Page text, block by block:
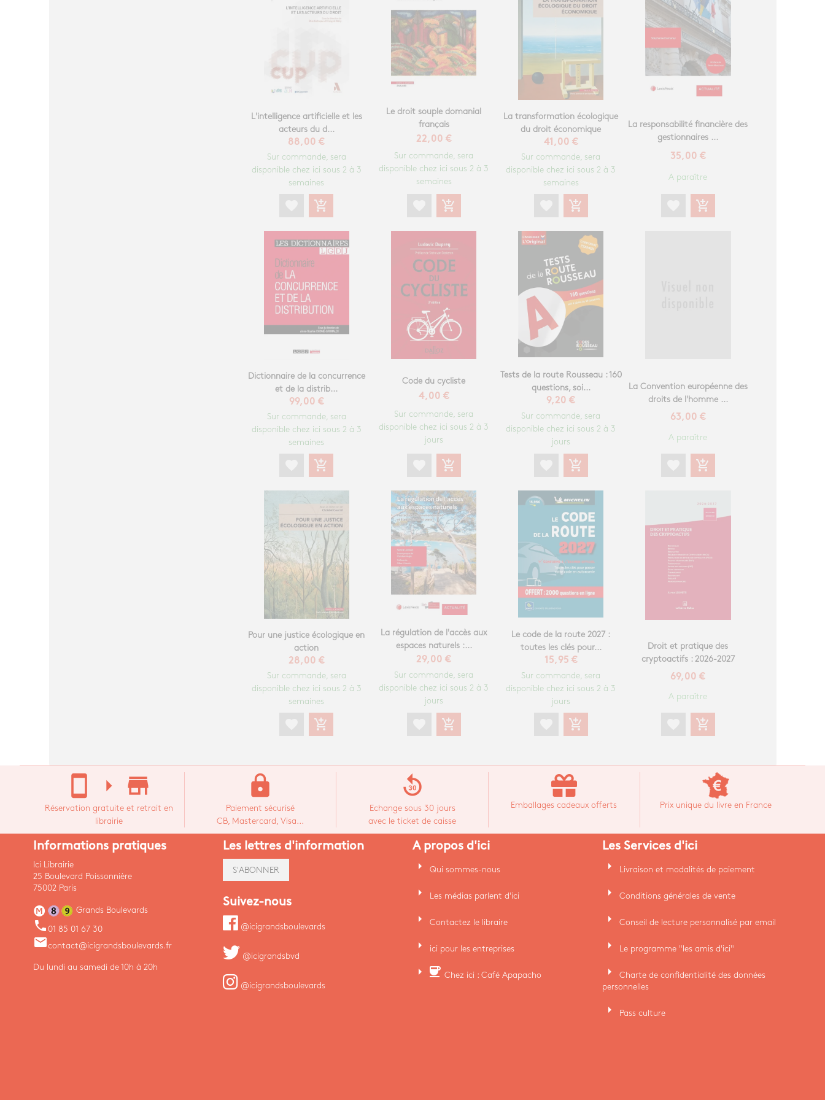
L'intelligence artificielle et les
acteurs du d...
88,00 €
Sur commande, sera
disponible chez ici sous 2 à 3
semaines
add_shopping_cart
Le droit souple domanial
français
22,00 €
Sur commande, sera
disponible chez ici sous 2 à 3
semaines
add_shopping_cart
La transformation écologique
du droit économique
41,00 €
Sur commande, sera
disponible chez ici sous 2 à 3
semaines
add_shopping_cart
La responsabilité financière des
gestionnaires ...
35,00 €
A paraître
add_shopping_cart
Dictionnaire de la concurrence
et de la distrib...
99,00 €
Sur commande, sera
disponible chez ici sous 2 à 3
semaines
add_shopping_cart
Code du cycliste
4,00 €
Sur commande, sera
disponible chez ici sous 2 à 3
jours
add_shopping_cart
Tests de la route Rousseau : 160
questions, soi...
9,20 €
Sur commande, sera
disponible chez ici sous 2 à 3
jours
add_shopping_cart
La Convention européenne des
droits de l'homme ...
63,00 €
A paraître
add_shopping_cart
Pour une justice écologique en
action
28,00 €
Sur commande, sera
disponible chez ici sous 2 à 3
semaines
add_shopping_cart
La régulation de l'accès aux
espaces naturels :...
29,00 €
Sur commande, sera
disponible chez ici sous 2 à 3
jours
add_shopping_cart
Le code de la route 2027 :
toutes les clés pour...
15,95 €
Sur commande, sera
disponible chez ici sous 2 à 3
jours
add_shopping_cart
Droit et pratique des
cryptoactifs : 2026-2027
69,00 €
A paraître
add_shopping_cart
stay_current_portrait arrow_right store_mall_directory
Réservation gratuite et retrait en
librairie
lock
Paiement sécurisé
CB, Mastercard, Visa...
replay_30
Echange sous 30 jours
avec le ticket de caisse
Emballages cadeaux offerts Prix unique du livre en France
Informations pratiques
Ici Librairie
25 Boulevard Poissonnière
75002 Paris
Grands Boulevards
phone 01 85 01 67 30
emailcontact@icigrandsboulevards.fr
Du lundi au samedi de 10h à 20h
Les lettres d'information
S'ABONNER
Suivez-nous
@icigrandsboulevards
@icigrandsbvd
@icigrandsboulevards
A propos d'ici
arrow_right Qui sommes-nous
arrow_right Les médias parlent d'ici
arrow_right Contactez le libraire
arrow_right ici pour les entreprises
arrow_right coffee Chez ici : Café Apapacho
Les Services d'ici
arrow_right Livraison et modalités de paiement
arrow_right Conditions générales de vente
arrow_right Conseil de lecture personnalisé par email
arrow_right Le programme "les amis d'ici"
arrow_right
Charte de confidentialité des données
personnelles
arrow_right Pass culture